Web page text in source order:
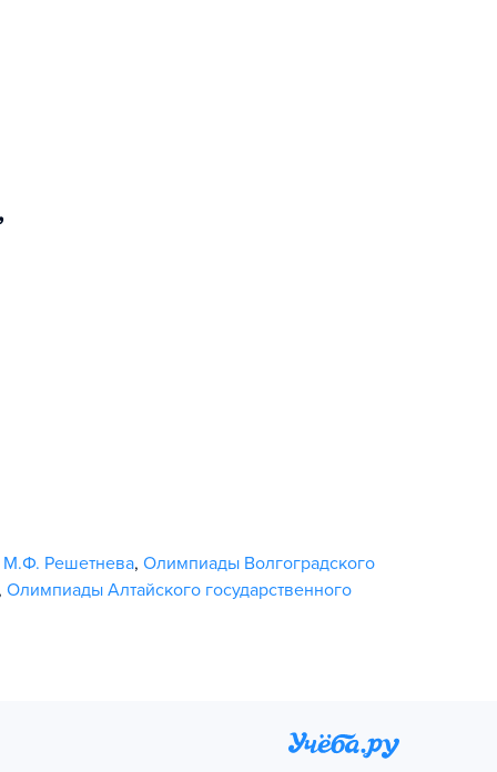
,
Решетнева, Олимпиады Волгоградского
Олимпиады Алтайского государственного